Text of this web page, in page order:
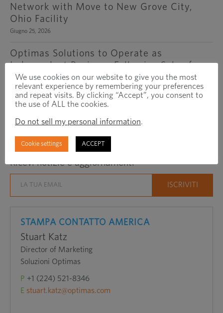
Network with Move to New Grove City,
Ohio Facility
Giugno 25, 2026
Optimas Solutions to Operate as
Independent Business Following Sale of
International Region to Exponent
Febbraio 3, 2026
Gennaio 8, 2026
RIMANI CONNESSO
Ricevi notizie e aggiornamenti
STAMPA CONTATTO AMERICA
Stuart Katz
Director of Marketing
Soluzioni Optimas
P +1 (224) 521-8346
E stuart.katz@optimas.com
We use cookies on our website to give you the most
relevant experience by remembering your preferences
and repeat visits. By clicking “Accept”, you consent to
the use of ALL the cookies.
Do not sell my personal information.
Cookie settings ACCEPT